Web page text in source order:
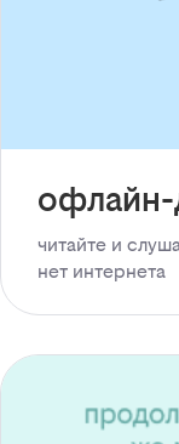
офлайн-
читайте и
нет интернета